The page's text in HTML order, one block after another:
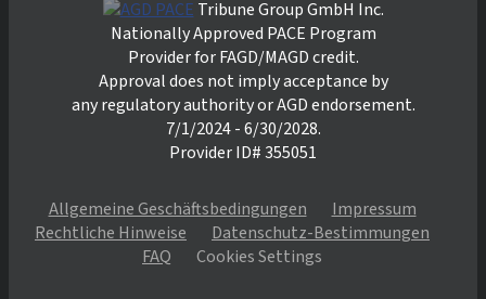
Tribune Group GmbH Inc.
Nationally Approved PACE Program
Provider for FAGD/MAGD credit.
Approval does not imply acceptance by
any regulatory authority or AGD endorsement.
7/1/2024 - 6/30/2028.
Provider ID# 355051
Allgemeine Geschäftsbedingungen
Impressum
Rechtliche Hinweise
Datenschutz-Bestimmungen
FAQ
Cookies Settings